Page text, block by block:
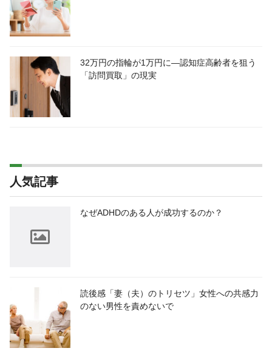
32万円の指輪が1万円に―認知症高齢者を狙う
「訪問買取」の現実
人気記事
なぜADHDのある人が成功するのか？
読後感「妻（夫）のトリセツ」女性への共感力
のない男性を責めないで